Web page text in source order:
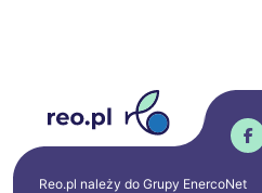
Reo.pl należy do Grupy EnercoNet